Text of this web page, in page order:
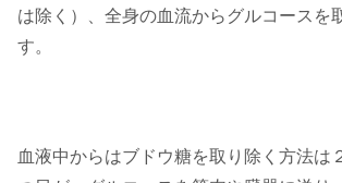
は除く）、全身の血流からグルコースを
す。
血液中からはブドウ糖を取り除く方法は